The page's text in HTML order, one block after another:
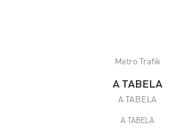
Metro Trafik
A TABELA
A TABELA
A TABELA